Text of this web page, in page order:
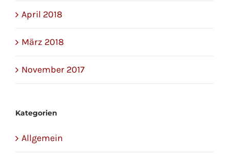
April 2018
März 2018
November 2017
Kategorien
Allgemein